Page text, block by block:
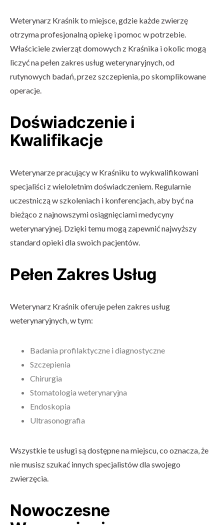
Weterynarz Kraśnik to miejsce, gdzie każde zwierzę
otrzyma profesjonalną opiekę i pomoc w potrzebie.
Właściciele zwierząt domowych z Kraśnika i okolic mogą
liczyć na pełen zakres usług weterynaryjnych, od
rutynowych badań, przez szczepienia, po skomplikowane
operacje.
Doświadczenie i
Kwalifikacje
Weterynarze pracujący w Kraśniku to wykwalifikowani
specjaliści z wieloletnim doświadczeniem. Regularnie
uczestniczą w szkoleniach i konferencjach, aby być na
bieżąco z najnowszymi osiągnięciami medycyny
weterynaryjnej. Dzięki temu mogą zapewnić najwyższy
standard opieki dla swoich pacjentów.
Pełen Zakres Usług
Weterynarz Kraśnik oferuje pełen zakres usług
weterynaryjnych, w tym:
Badania profilaktyczne i diagnostyczne
Szczepienia
Chirurgia
Stomatologia weterynaryjna
Endoskopia
Ultrasonografia
Wszystkie te usługi są dostępne na miejscu, co oznacza, że
nie musisz szukać innych specjalistów dla swojego
zwierzęcia.
Nowoczesne